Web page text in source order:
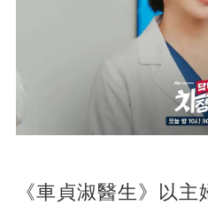
《車貞淑醫生》以